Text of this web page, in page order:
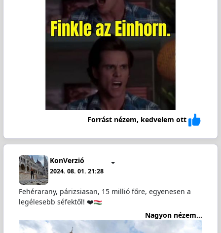
Forrást nézem, kedvelem ott
KonVerzió
2024. 08. 01. 21:28
Fehérarany, párizsiasan, 15 millió főre, egyenesen a
legélesebb séfektől! ❤️
Nagyon nézem...